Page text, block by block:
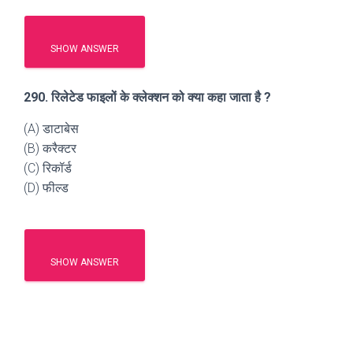
SHOW ANSWER
290. रिलेटेड फाइलों के क्लेक्शन को क्या कहा जाता है ?
(A) डाटाबेस
(B) करैक्टर
(C) रिकॉर्ड
(D) फील्ड
SHOW ANSWER